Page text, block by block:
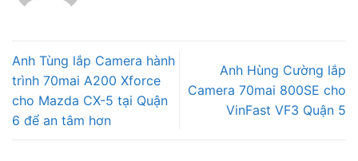
Anh Tùng lắp Camera hành
trình 70mai A200 Xforce
cho Mazda CX-5 tại Quận
6 để an tâm hơn
Anh Hùng Cường lắp
Camera 70mai 800SE cho
VinFast VF3 Quận 5